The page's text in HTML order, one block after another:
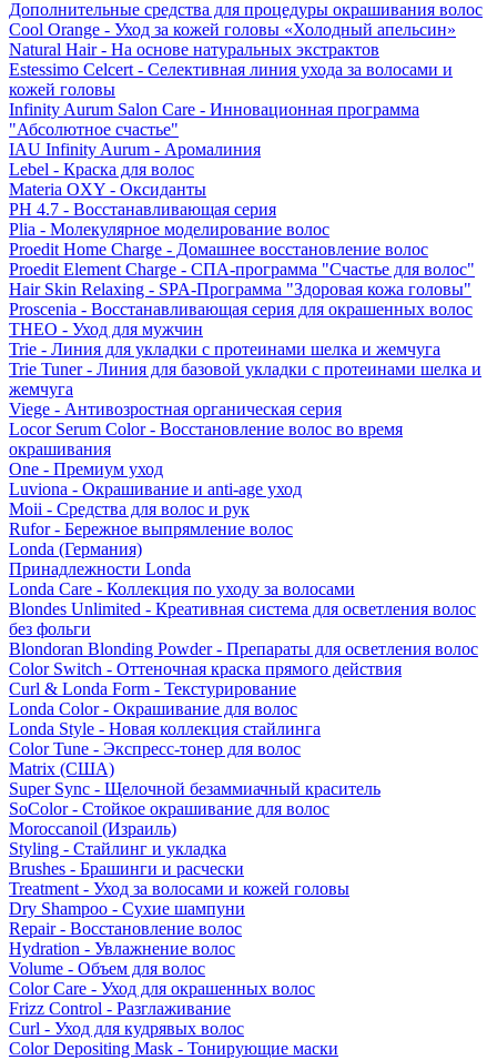
Дополнительные средства для процедуры окрашивания волос
Cool Orange - Уход за кожей головы «Холодный апельсин»
Natural Hair - На основе натуральных экстрактов
Estessimo Celcert - Селективная линия ухода за волосами и
кожей головы
Infinity Aurum Salon Care - Инновационная программа
"Абсолютное счастье"
IAU Infinity Aurum - Аромалиния
Lebel - Краска для волос
Materia OXY - Оксиданты
PH 4.7 - Восстанавливающая серия
Plia - Молекулярное моделирование волос
Proedit Home Charge - Домашнее восстановление волос
Proedit Element Charge - СПА-программа "Счастье для волос"
Hair Skin Relaxing - SPA-Программа "Здоровая кожа головы"
Proscenia - Восстанавливающая серия для окрашенных волос
THEO - Уход для мужчин
Trie - Линия для укладки с протеинами шелка и жемчуга
Trie Tuner - Линия для базовой укладки с протеинами шелка и
жемчуга
Viege - Антивозростная органическая серия
Locor Serum Color - Восстановление волос во время
окрашивания
One - Премиум уход
Luviona - Окрашивание и anti-age уход
Moii - Средства для волос и рук
Rufor - Бережное выпрямление волос
Londa (Германия)
Принадлежности Londa
Londa Care - Коллекция по уходу за волосами
Blondes Unlimited - Креативная система для осветления волос
без фольги
Blondoran Blonding Powder - Препараты для осветления волос
Color Switch - Оттеночная краска прямого действия
Curl & Londa Form - Текстурирование
Londa Color - Окрашивание для волос
Londa Style - Новая коллекция стайлинга
Color Tune - Экспресс-тонер для волос
Matrix (США)
Super Sync - Щелочной безаммиачный краситель
SoColor - Стойкое окрашивание для волос
Moroccanoil (Израиль)
Styling - Стайлинг и укладка
Brushes - Брашинги и расчески
Treatment - Уход за волосами и кожей головы
Dry Shampoo - Сухие шампуни
Repair - Восстановление волос
Hydration - Увлажнение волос
Volume - Объем для волос
Color Care - Уход для окрашенных волос
Frizz Control - Разглаживание
Curl - Уход для кудрявых волос
Color Depositing Mask - Тонирующие маски